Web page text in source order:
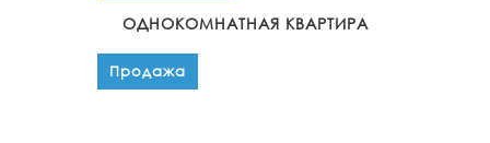
ОДНОКОМНАТНАЯ КВАРТИРА
Продажа